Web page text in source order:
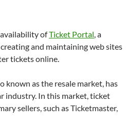
ofTicket Portal, a
and maintaining web sites
tickets online.
known as the resale market, has
industry. In this market, ticket
sellers, such as Ticketmaster,